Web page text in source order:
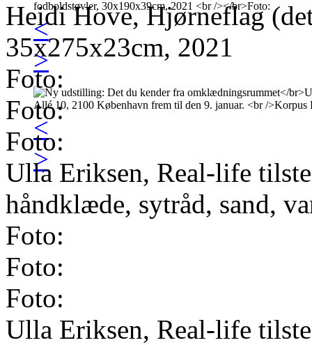
<
>
<
>
Heidi Hove, Hjørneflag
35x275x23cm, 2021
Foto:
Foto:
Foto:
Ulla Eriksen, Real-life
håndklæde, sytråd, sand,
Foto:
Foto:
Foto:
Ulla Eriksen, Real-life